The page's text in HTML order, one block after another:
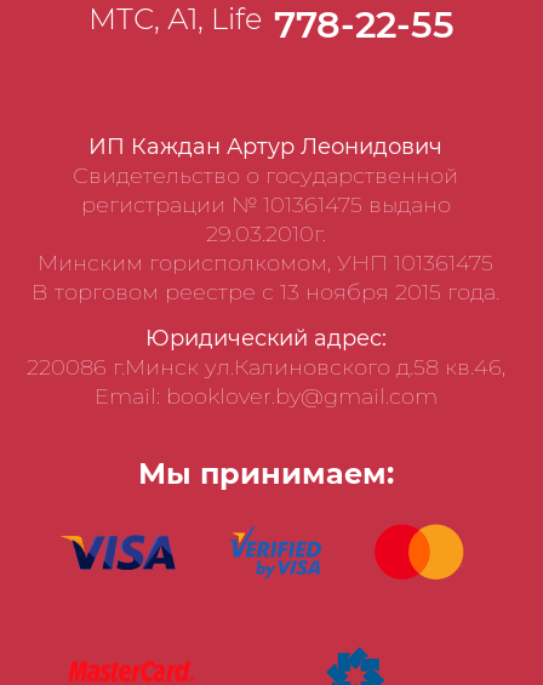
ИП Каждан Артур Леонидович
Свидетельство о государственной
регистрации № 101361475 выдано
29.03.2010г.
Минским горисполкомом, УНП 101361475
В торговом реестре с 13 ноября 2015 года.
Юридический адрес:
220086 г.Минск ул.Калиновского д.58 кв.46,
Email: booklover.by@gmail.com
Мы принимаем:
МТС, А1, Life 778-22-55